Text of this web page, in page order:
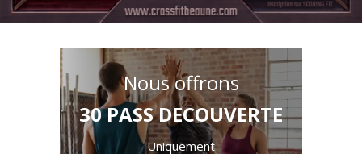
Nous offrons
30 PASS DECOUVERTE
Uniquement